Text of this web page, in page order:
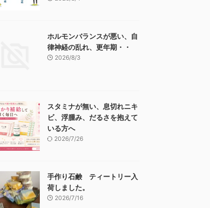
ホルモンバランスが悪い、自
律神経の乱れ、更年期・・
2026/8/3
スタミナが無い、息切れニキ
ビ、浮腫み、だるさを抱えて
いる方へ
2026/7/26
手作り石鹸 ティートリー入
荷しました。
2026/7/16